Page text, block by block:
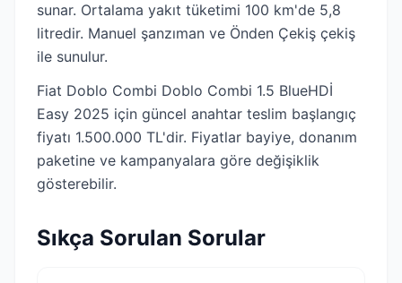
sunar. Ortalama yakıt tüketimi 100 km'de 5,8
litredir. Manuel şanzıman ve Önden Çekiş çekiş
ile sunulur.
Fiat Doblo Combi Doblo Combi 1.5 BlueHDİ
Easy 2025 için güncel anahtar teslim başlangıç
fiyatı 1.500.000 TL'dir. Fiyatlar bayiye, donanım
paketine ve kampanyalara göre değişiklik
gösterebilir.
Sıkça Sorulan Sorular